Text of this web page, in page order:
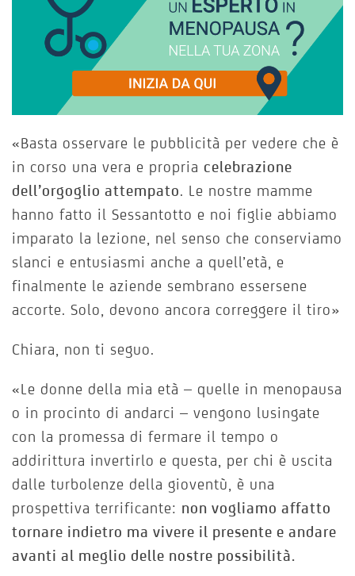
«Basta osservare le pubblicità per vedere che è
in corso una vera e propria celebrazione
dell’orgoglio attempato. Le nostre mamme
hanno fatto il Sessantotto e noi figlie abbiamo
imparato la lezione, nel senso che conserviamo
slanci e entusiasmi anche a quell’età, e
finalmente le aziende sembrano essersene
accorte. Solo, devono ancora correggere il tiro»
Chiara, non ti seguo.
«Le donne della mia età – quelle in menopausa
o in procinto di andarci – vengono lusingate
con la promessa di fermare il tempo o
addirittura invertirlo e questa, per chi è uscita
dalle turbolenze della gioventù, è una
prospettiva terrificante: non vogliamo affatto
tornare indietro ma vivere il presente e andare
avanti al meglio delle nostre possibilità.